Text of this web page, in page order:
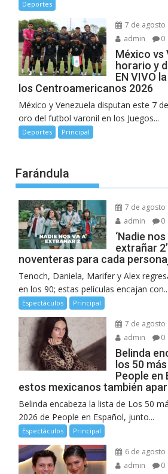
Deportes
7 de agosto
admin
0
México vs
horario y
EN VIVO
los Centroamericanos 2026
México y Venezuela disputan este 7
oro del futbol varonil en los Juegos...
Deportes Principal
Farándula
7 de agosto
admin
0
‘Nadie
extrañar
noventeras para cada
Tenoch, Daniela, Marifer y Alex
en los 90; estas películas encajan con...
Espectáculos Principal
7 de agosto
admin
0
Belinda
los 50
People en
estos mexicanos también
Belinda encabeza la lista de Los 50
2026 de People en Español, junto...
Espectáculos Principal
6 de agosto
admin
0